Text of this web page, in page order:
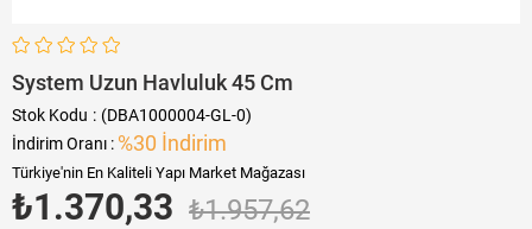
System Uzun Havluluk 45 Cm
Stok Kodu
(DBA1000004-GL-0)
İndirim Oranı : %30 İndirim
Türkiye'nin En Kaliteli Yapı Market Mağazası
₺1.957,62
₺1.370,33